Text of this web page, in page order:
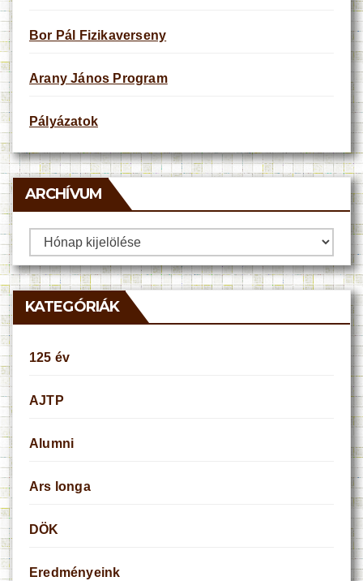
Bor Pál Fizikaverseny
Arany János Program
Pályázatok
ARCHÍVUM
Archívum
KATEGÓRIÁK
125 év
AJTP
Alumni
Ars longa
DÖK
Eredményeink